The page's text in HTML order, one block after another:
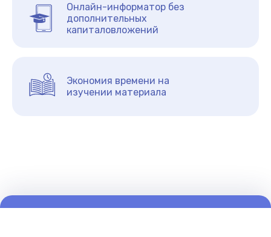
Онлайн-информатор без
дополнительных
капиталовложений
Экономия времени на
изучении материала